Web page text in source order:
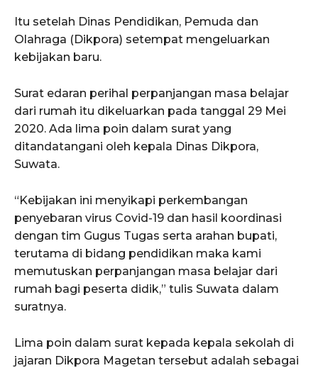
Itu setelah Dinas Pendidikan, Pemuda dan
Olahraga (Dikpora) setempat mengeluarkan
kebijakan baru.
Surat edaran perihal perpanjangan masa belajar
dari rumah itu dikeluarkan pada tanggal 29 Mei
2020. Ada lima poin dalam surat yang
ditandatangani oleh kepala Dinas Dikpora,
Suwata.
“Kebijakan ini menyikapi perkembangan
penyebaran virus Covid-19 dan hasil koordinasi
dengan tim Gugus Tugas serta arahan bupati,
terutama di bidang pendidikan maka kami
memutuskan perpanjangan masa belajar dari
rumah bagi peserta didik,” tulis Suwata dalam
suratnya.
Lima poin dalam surat kepada kepala sekolah di
jajaran Dikpora Magetan tersebut adalah sebagai